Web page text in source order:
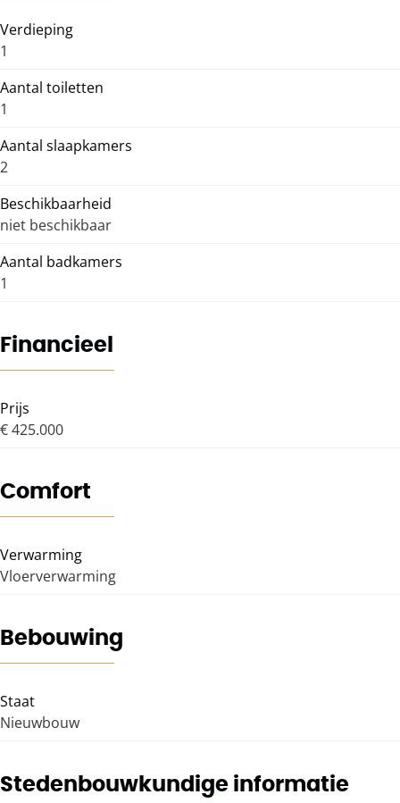
Verdieping
1
Aantal toiletten
1
Aantal slaapkamers
2
Beschikbaarheid
niet beschikbaar
Aantal badkamers
1
Financieel
Prijs
€ 425.000
Comfort
Verwarming
Vloerverwarming
Bebouwing
Staat
Nieuwbouw
Stedenbouwkundige informatie